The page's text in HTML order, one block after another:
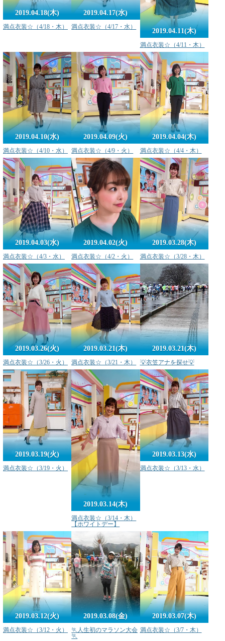
2019.04.18(木)
満点衣装☆（4/18・木）
2019.04.17(水)
満点衣装☆（4/17・水）
2019.04.11(木)
満点衣装☆（4/11・木）
2019.04.10(水)
満点衣装☆（4/10・水）
2019.04.09(火)
満点衣装☆（4/9・火）
2019.04.04(木)
満点衣装☆（4/4・木）
2019.04.03(水)
満点衣装☆（4/3・水）
2019.04.02(火)
満点衣装☆（4/2・火）
2019.03.28(木)
満点衣装☆（3/28・木）
2019.03.26(火)
満点衣装☆（3/26・火）
2019.03.21(木)
満点衣装☆（3/21・木）
2019.03.21(木)
💡衣笠アナを探せ💡
2019.03.19(火)
満点衣装☆（3/19・火）
2019.03.14(木)
満点衣装☆（3/14・木）
【ホワイトデー】
2019.03.13(水)
満点衣装☆（3/13・水）
2019.03.12(火)
満点衣装☆（3/12・火）
2019.03.08(金)
🏃人生初のマラソン大会
🏃
2019.03.07(木)
満点衣装☆（3/7・木）